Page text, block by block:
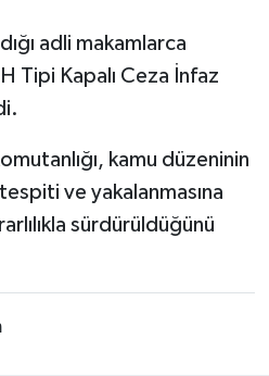
adli makamlarca
Tipi Kapalı Ceza İnfaz
kamu düzeninin
ve yakalanmasına
sürdürüldüğünü